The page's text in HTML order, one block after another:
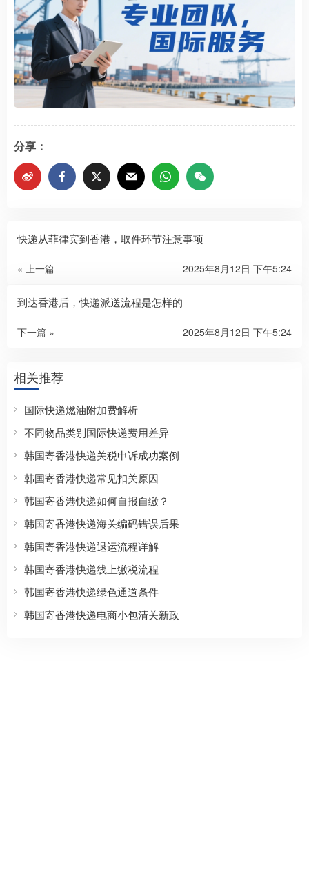
分享：
快递从菲律宾到香港，取件环节注意事项
« 上一篇 2025年8月12日 下午5:24
到达香港后，快递派送流程是怎样的
下一篇 » 2025年8月12日 下午5:24
相关推荐
国际快递燃油附加费解析
不同物品类别国际快递费用差异
韩国寄香港快递关税申诉成功案例
韩国寄香港快递常见扣关原因
韩国寄香港快递如何自报自缴？
韩国寄香港快递海关编码错误后果
韩国寄香港快递退运流程详解
韩国寄香港快递线上缴税流程
韩国寄香港快递绿色通道条件
韩国寄香港快递电商小包清关新政